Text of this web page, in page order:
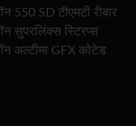
550 SD टीएमटी रीबार
सुपरलिंक्स स्टिरप्स
अल्टीमा GFX कोटेड